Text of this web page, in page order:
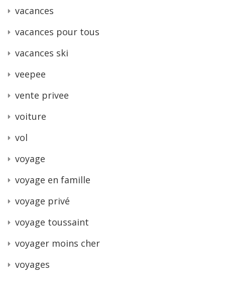
vacances
vacances pour tous
vacances ski
veepee
vente privee
voiture
vol
voyage
voyage en famille
voyage privé
voyage toussaint
voyager moins cher
voyages